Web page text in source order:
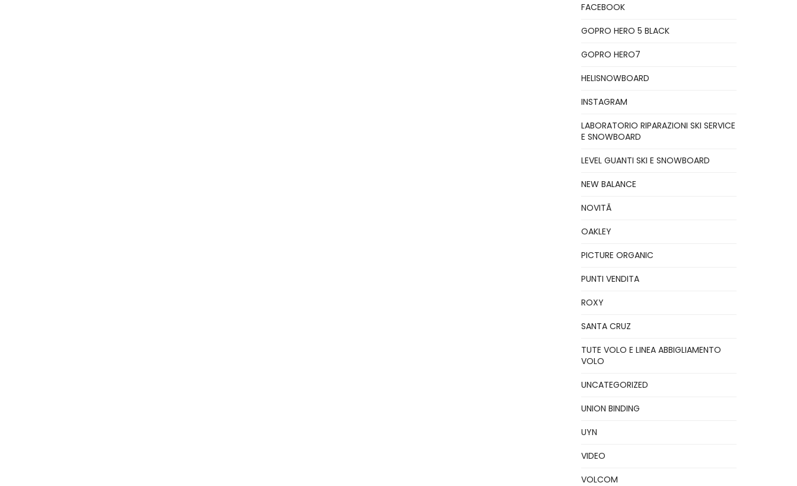
FACEBOOK
GOPRO HERO 5 BLACK
GOPRO HERO7
HELISNOWBOARD
INSTAGRAM
LABORATORIO RIPARAZIONI SKI SERVICE
E SNOWBOARD
LEVEL GUANTI SKI E SNOWBOARD
NEW BALANCE
NOVITÃ
OAKLEY
PICTURE ORGANIC
PUNTI VENDITA
ROXY
SANTA CRUZ
TUTE VOLO E LINEA ABBIGLIAMENTO
VOLO
UNCATEGORIZED
UNION BINDING
UYN
VIDEO
VOLCOM